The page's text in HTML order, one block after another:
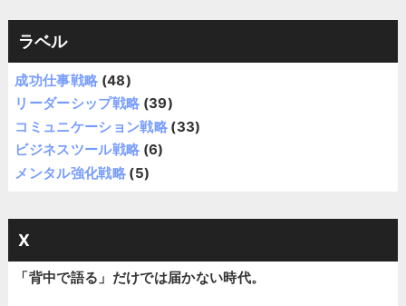
ラベル
成功仕事戦略 (48)
リーダーシップ戦略 (39)
コミュニケーション戦略 (33)
ビジネスツール戦略 (6)
メンタル強化戦略 (5)
X
「背中で語る」だけでは届かない時代。